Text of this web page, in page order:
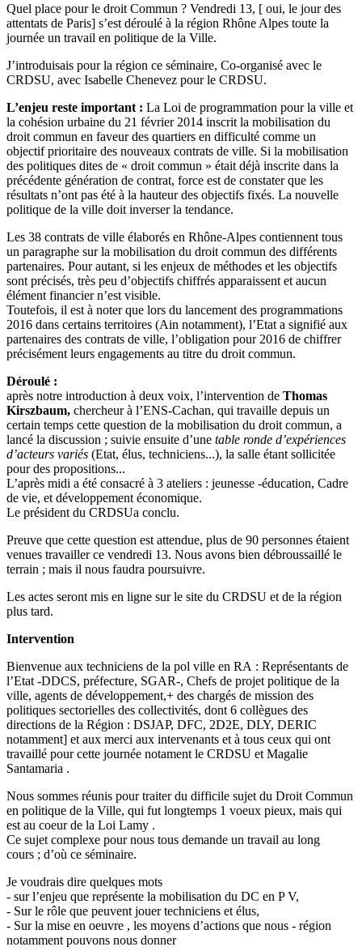
Quel place pour le droit Commun ? Vendredi 13, [ oui, le jour des
attentats de Paris] s’est déroulé à la région Rhône Alpes toute la
journée un travail en politique de la Ville.
J’introduisais pour la région ce séminaire, Co-organisé avec le
CRDSU, avec Isabelle Chenevez pour le CRDSU.
L’enjeu reste important : La Loi de programmation pour la ville et
la cohésion urbaine du 21 février 2014 inscrit la mobilisation du
droit commun en faveur des quartiers en difficulté comme un
objectif prioritaire des nouveaux contrats de ville. Si la mobilisation
des politiques dites de « droit commun » était déjà inscrite dans la
précédente génération de contrat, force est de constater que les
résultats n’ont pas été à la hauteur des objectifs fixés. La nouvelle
politique de la ville doit inverser la tendance.
Les 38 contrats de ville élaborés en Rhône-Alpes contiennent tous
un paragraphe sur la mobilisation du droit commun des différents
partenaires. Pour autant, si les enjeux de méthodes et les objectifs
sont précisés, très peu d’objectifs chiffrés apparaissent et aucun
élément financier n’est visible.
Toutefois, il est à noter que lors du lancement des programmations
2016 dans certains territoires (Ain notamment), l’Etat a signifié aux
partenaires des contrats de ville, l’obligation pour 2016 de chiffrer
précisément leurs engagements au titre du droit commun.
Déroulé :
après notre introduction à deux voix, l’intervention de Thomas
Kirszbaum, chercheur à l’ENS-Cachan, qui travaille depuis un
certain temps cette question de la mobilisation du droit commun, a
lancé la discussion ; suivie ensuite d’une table ronde d’expériences
d’acteurs variés (Etat, élus, techniciens...), la salle étant sollicitée
pour des propositions...
L’après midi a été consacré à 3 ateliers : jeunesse -éducation, Cadre
de vie, et développement économique.
Le président du CRDSUa conclu.
Preuve que cette question est attendue, plus de 90 personnes étaient
venues travailler ce vendredi 13. Nous avons bien débroussaillé le
terrain ; mais il nous faudra poursuivre.
Les actes seront mis en ligne sur le site du CRDSU et de la région
plus tard.
Intervention
Bienvenue aux techniciens de la pol ville en RA : Représentants de
l’Etat -DDCS, préfecture, SGAR-, Chefs de projet politique de la
ville, agents de développement,+ des chargés de mission des
politiques sectorielles des collectivités, dont 6 collègues des
directions de la Région : DSJAP, DFC, 2D2E, DLY, DERIC
notamment] et aux merci aux intervenants et à tous ceux qui ont
travaillé pour cette journée notament le CRDSU et Magalie
Santamaria .
Nous sommes réunis pour traiter du difficile sujet du Droit Commun
en politique de la Ville, qui fut longtemps 1 voeux pieux, mais qui
est au coeur de la Loi Lamy .
Ce sujet complexe pour nous tous demande un travail au long
cours ; d’où ce séminaire.
Je voudrais dire quelques mots
- sur l’enjeu que représente la mobilisation du DC en P V,
- Sur le rôle que peuvent jouer techniciens et élus,
- Sur la mise en oeuvre , les moyens d’actions que nous - région
notamment pouvons nous donner